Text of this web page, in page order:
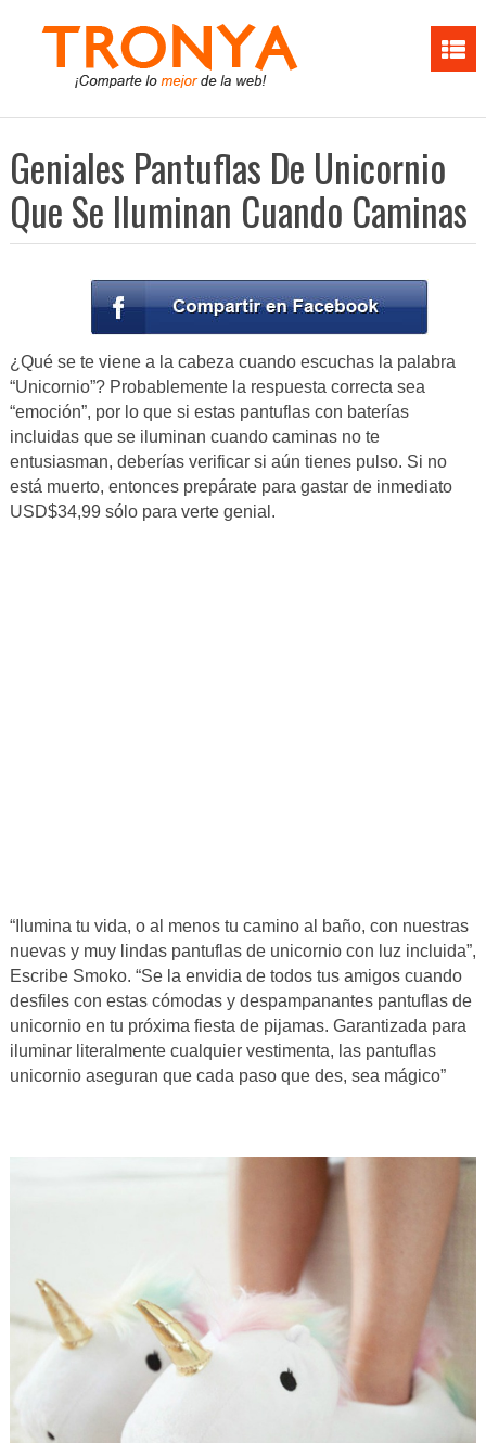
Geniales Pantuflas De Unicornio
Que Se Iluminan Cuando Caminas
¿Qué se te viene a la cabeza cuando escuchas la palabra
“Unicornio”? Probablemente la respuesta correcta sea
“emoción”, por lo que si estas pantuflas con baterías
incluidas que se iluminan cuando caminas no te
entusiasman, deberías verificar si aún tienes pulso. Si no
está muerto, entonces prepárate para gastar de inmediato
USD$34,99 sólo para verte genial.
“Ilumina tu vida, o al menos tu camino al baño, con nuestras
nuevas y muy lindas pantuflas de unicornio con luz incluida”,
Escribe Smoko. “Se la envidia de todos tus amigos cuando
desfiles con estas cómodas y despampanantes pantuflas de
unicornio en tu próxima fiesta de pijamas. Garantizada para
iluminar literalmente cualquier vestimenta, las pantuflas
unicornio aseguran que cada paso que des, sea mágico”